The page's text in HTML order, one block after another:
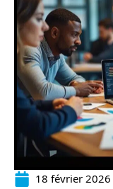
18 février 2026